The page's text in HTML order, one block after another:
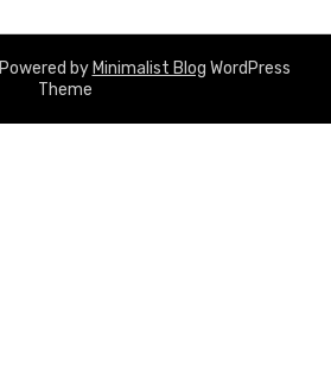
| Powered by Minimalist Blog WordPress
Theme